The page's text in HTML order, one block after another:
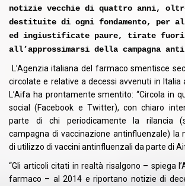
notizie vecchie di quattro anni,
destituite di ogni fondamento, per
ed ingiustificate paure, tirate fuori
all’approssimarsi della campagna
L’Agenzia italiana del farmaco smentisce
circolate e relative a decessi avvenuti in Italia
L’Aifa ha prontamente smentito: “Circola in
social (Facebook e Twitter), con chiaro
parte di chi periodicamente la rilancia
campagna di vaccinazione antinfluenzale) la
di utilizzo di vaccini antinfluenzali da parte di
“Gli articoli citati in realtà risalgono – spiega
farmaco – al 2014 e riportano notizie di